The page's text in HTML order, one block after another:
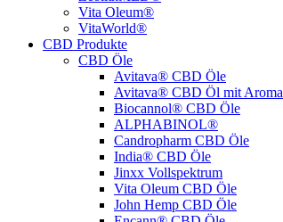
Vita Oleum®
VitaWorld®
CBD Produkte
CBD Öle
Avitava® CBD Öle
Avitava® CBD Öl mit Aroma
Biocannol® CBD Öle
ALPHABINOL®
Candropharm CBD Öle
India® CBD Öle
Jinxx Vollspektrum
Vita Oleum CBD Öle
John Hemp CBD Öle